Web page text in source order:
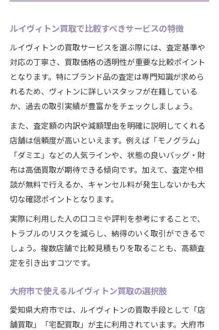
ルイヴィトン買取で比較すべきサービスの特徴
ルイヴィトンの買取サービスを選ぶ際には、査定基準や
対応の丁寧さ、買取価格の透明性が重要な比較ポイント
となります。特にブランド品の査定は専門知識が求めら
れるため、ヴィトンに詳しいスタッフが在籍している
か、過去の取引実績が豊富かをチェックしましょう。
また、査定額の内訳や減額理由を明確に説明してくれる
店舗は信頼度が高いといえます。例えば「モノグラム」
「ダミエ」などの人気ラインや、状態の良いバッグ・財
布は高価買取が期待できる傾向です。加えて、査定や相
談が無料で行えるか、キャンセル料が発生しないかも大
切な確認ポイントとなります。
実際に利用した人の口コミや評判を参考にすることで、
トラブルのリスクを減らし、納得のいく取引ができるで
しょう。複数店舗で比較見積もりを取ることも、高額査
定を引き出すコツです。
大府市で使えるルイヴィトン買取の選択肢
愛知県大府市では、ルイヴィトンの買取手段として「店
舗買取」「宅配買取」が主に利用されています。大府市